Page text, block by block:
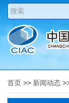
首页 >> 新闻动态